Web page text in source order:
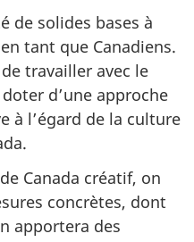
de solides bases à
tant que Canadiens.
travailler avec le
d’une approche
à l’égard de la culture
Canada créatif, on
concrètes, dont
apportera des